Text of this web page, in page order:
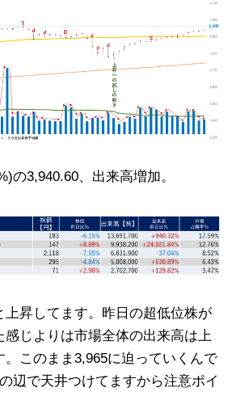
の3,940.60、出来高増加。
上昇してます。昨日の超低位株が
感じよりは市場全体の出来高は上
このまま3,965に迫っていくんで
辺で天井つけてますから注意ポイ